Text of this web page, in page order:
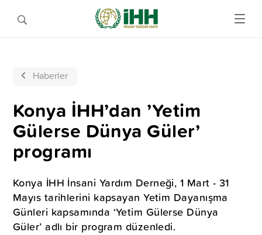
Haberler
Konya İHH’dan ’Yetim
Gülerse Dünya Güler’
programı
Konya İHH İnsani Yardım Derneği, 1 Mart - 31
Mayıs tarihlerini kapsayan Yetim Dayanışma
Günleri kapsamında ‘Yetim Gülerse Dünya
Güler’ adlı bir program düzenledi.